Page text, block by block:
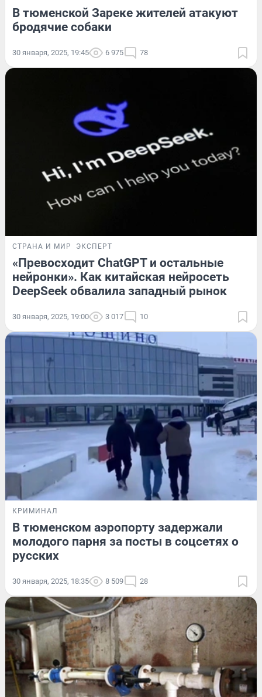
В тюменской Зареке жителей атакуют
бродячие собаки
30 января, 2025, 19:45 6 975 78
СТРАНА И МИР ЭКСПЕРТ
«Превосходит ChatGPT и остальные
нейронки». Как китайская нейросеть
DeepSeek обвалила западный рынок
30 января, 2025, 19:00 3 017 10
КРИМИНАЛ
В тюменском аэропорту задержали
молодого парня за посты в соцсетях о
русских
30 января, 2025, 18:35 8 509 28